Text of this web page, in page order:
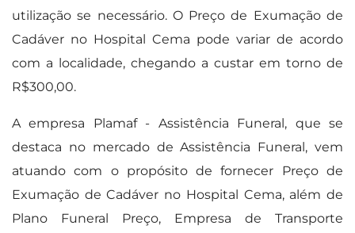
utilização se necessário. O Preço de Exumação de
Cadáver no Hospital Cema pode variar de acordo
com a localidade, chegando a custar em torno de
R$300,00.
A empresa Plamaf - Assistência Funeral, que se
destaca no mercado de Assistência Funeral, vem
atuando com o propósito de fornecer Preço de
Exumação de Cadáver no Hospital Cema, além de
Plano Funeral Preço, Empresa de Transporte